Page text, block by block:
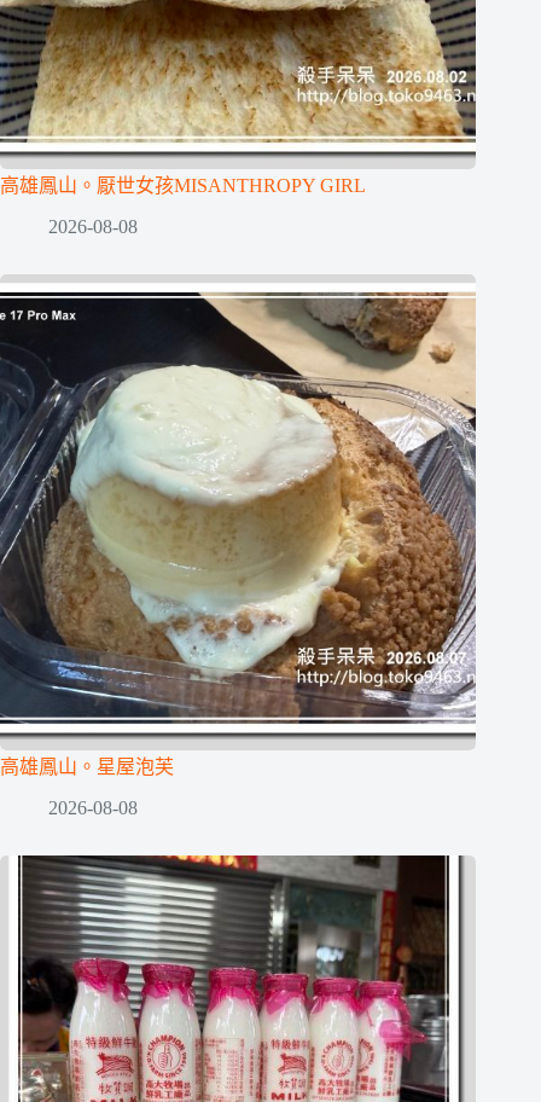
高雄鳳山。厭世女孩MISANTHROPY GIRL
2026-08-08
高雄鳳山。星屋泡芙
2026-08-08